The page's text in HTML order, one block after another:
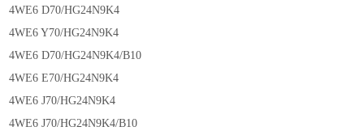
4WE6 D70/HG24N9K4
4WE6 Y70/HG24N9K4
4WE6 D70/HG24N9K4/B10
4WE6 E70/HG24N9K4
4WE6 J70/HG24N9K4
4WE6 J70/HG24N9K4/B10